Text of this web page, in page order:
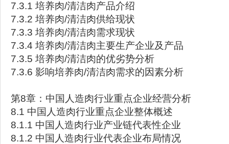
7.3.1 培养肉/清洁肉产品介绍
7.3.2 培养肉/清洁肉供给现状
7.3.3 培养肉/清洁肉需求现状
7.3.4 培养肉/清洁肉主要生产企业及产品
7.3.5 培养肉/清洁肉的优劣势分析
7.3.6 影响培养肉/清洁肉需求的因素分析
第8章：中国人造肉行业重点企业经营分析
8.1 中国人造肉行业重点企业整体概述
8.1.1 中国人造肉行业产业链代表性企业
8.1.2 中国人造肉行业代表企业布局情况